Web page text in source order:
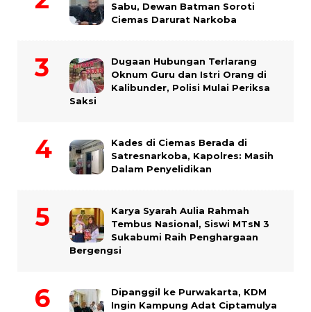
Sabu, Dewan Batman Soroti
Ciemas Darurat Narkoba
Dugaan Hubungan Terlarang
Oknum Guru dan Istri Orang di
Kalibunder, Polisi Mulai Periksa
Saksi
Kades di Ciemas Berada di
Satresnarkoba, Kapolres: Masih
Dalam Penyelidikan
Karya Syarah Aulia Rahmah
Tembus Nasional, Siswi MTsN 3
Sukabumi Raih Penghargaan
Bergengsi
Dipanggil ke Purwakarta, KDM
Ingin Kampung Adat Ciptamulya